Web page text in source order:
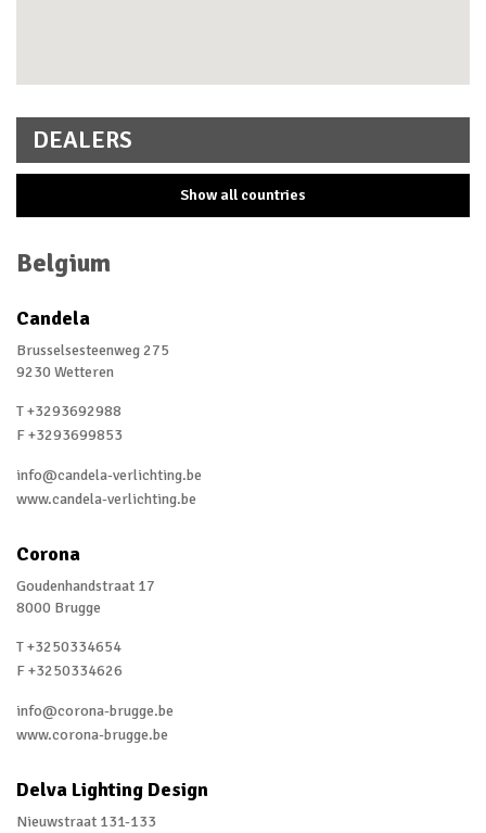
DEALERS
Show all countries
Austria
Belgium
Czech Republic
Denmark
Estonia
Finland
Hong Kong
Irland
Luxembourg
Qatar
Belgium
Candela
Brusselsesteenweg 275
9230 Wetteren
T +3293692988
F +3293699853
info@candela-verlichting.be
www.candela-verlichting.be
Corona
Goudenhandstraat 17
8000 Brugge
T +3250334654
F +3250334626
info@corona-brugge.be
www.corona-brugge.be
Delva Lighting Design
Nieuwstraat 131-133